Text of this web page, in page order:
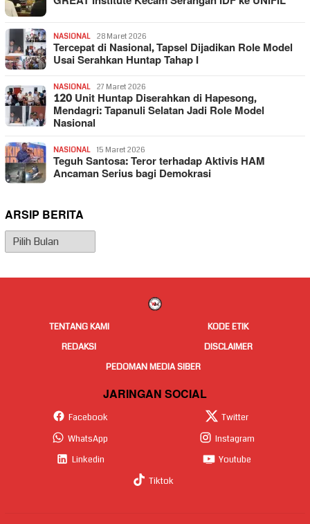
NASIONAL 28 Maret 2026
Tercepat di Nasional, Tapsel Dijadikan Role Model
Usai Serahkan Huntap Tahap I
NASIONAL 27 Maret 2026
120 Unit Huntap Diserahkan di Hapesong,
Mendagri: Tapanuli Selatan Jadi Role Model
Nasional
NASIONAL 15 Maret 2026
Teguh Santosa: Teror terhadap Aktivis HAM
Ancaman Serius bagi Demokrasi
ARSIP BERITA
Arsip
Berita
TENTANG KAMI
KODE ETIK
REDAKSI
DISCLAIMER
PEDOMAN MEDIA SIBER
JARINGAN SOCIAL
Facebook
Twitter
WhatsApp
Instagram
Linkedin
Youtube
Tiktok